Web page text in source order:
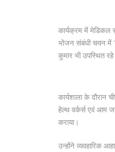
कार्यक्रम में मेडिकल
भोजन संबंधी चयन में
कुमार भी उपस्थित
कार्यशाला के दौरान
हेल्थ वर्कर्स एवं आम
कराया।
उन्होंने व्यवहारिक